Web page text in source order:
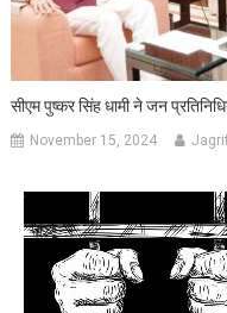
सीएम पुष्कर सिंह धामी ने जन
November 15, 2024